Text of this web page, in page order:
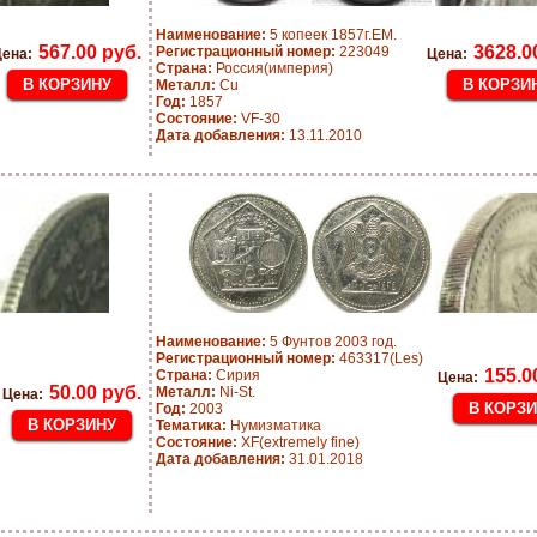
567.00 руб.
Наименование: 5 копеек 1857г.ЕМ.
Регистрационный номер: 223049
Страна: Россия(империя)
Металл: Cu
Год: 1857
Состояние: VF-30
Дата добавления: 13.11.2010
Цена:
Цена: 50.00 руб.
Наименование: 5 Фунтов 2003 год.
Регистрационный номер: 463317(Les)
Страна: Сирия
Металл: Ni-St.
Год: 2003
Тематика: Нумизматика
Состояние: XF(extremely fine)
Дата добавления: 31.01.2018
Цена: